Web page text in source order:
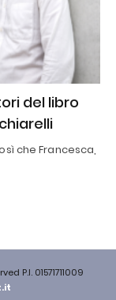
del libro
che Francesca,
P.I. 01571711009